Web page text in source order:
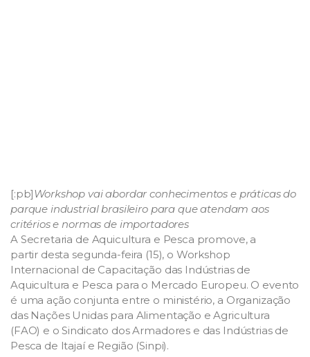
[:pb]Workshop vai abordar conhecimentos e práticas do
parque industrial brasileiro para que atendam aos
critérios e normas de importadores
A Secretaria de Aquicultura e Pesca promove, a
partir desta segunda-feira (15), o Workshop
Internacional de Capacitação das Indústrias de
Aquicultura e Pesca para o Mercado Europeu. O evento
é uma ação conjunta entre o ministério, a Organização
das Nações Unidas para Alimentação e Agricultura
(FAO) e o Sindicato dos Armadores e das Indústrias de
Pesca de Itajaí e Região (Sinpi).